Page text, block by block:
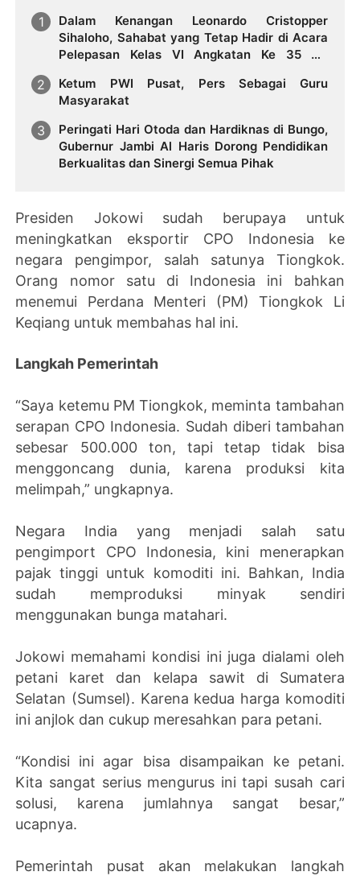
Dalam Kenangan Leonardo Cristopper
Sihaloho, Sahabat yang Tetap Hadir di Acara
Pelepasan Kelas VI Angkatan Ke 35 SD
Ketum PWI Pusat, Pers Sebagai Guru
Masyarakat
Peringati Hari Otoda dan Hardiknas di Bungo,
Gubernur Jambi Al Haris Dorong Pendidikan
Berkualitas dan Sinergi Semua Pihak
Presiden Jokowi sudah berupaya untuk
meningkatkan eksportir CPO Indonesia ke
negara pengimpor, salah satunya Tiongkok.
Orang nomor satu di Indonesia ini bahkan
menemui Perdana Menteri (PM) Tiongkok Li
Keqiang untuk membahas hal ini.
Langkah Pemerintah
“Saya ketemu PM Tiongkok, meminta tambahan
serapan CPO Indonesia. Sudah diberi tambahan
sebesar 500.000 ton, tapi tetap tidak bisa
menggoncang dunia, karena produksi kita
melimpah,” ungkapnya.
Negara India yang menjadi salah satu
pengimport CPO Indonesia, kini menerapkan
pajak tinggi untuk komoditi ini. Bahkan, India
sudah memproduksi minyak sendiri
menggunakan bunga matahari.
Jokowi memahami kondisi ini juga dialami oleh
petani karet dan kelapa sawit di Sumatera
Selatan (Sumsel). Karena kedua harga komoditi
ini anjlok dan cukup meresahkan para petani.
“Kondisi ini agar bisa disampaikan ke petani.
Kita sangat serius mengurus ini tapi susah cari
solusi, karena jumlahnya sangat besar,”
ucapnya.
Pemerintah pusat akan melakukan langkah